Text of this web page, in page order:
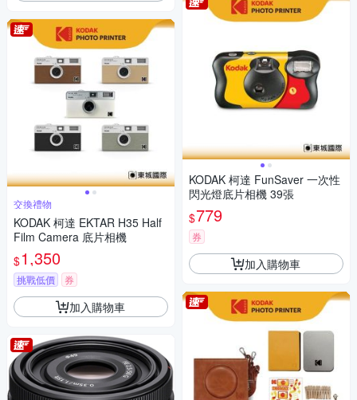
交換禮物
KODAK 柯達 EKTAR H35 Half
Film Camera 底片相機
$1,350
挑戰低價 券
加入購物車
KODAK 柯達 FunSaver 一次性
閃光燈底片相機 39張
$779
券
加入購物車